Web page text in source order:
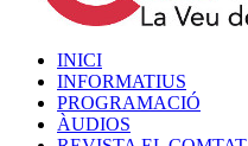
INICI
INFORMATIUS
PROGRAMACIÓ
ÀUDIOS